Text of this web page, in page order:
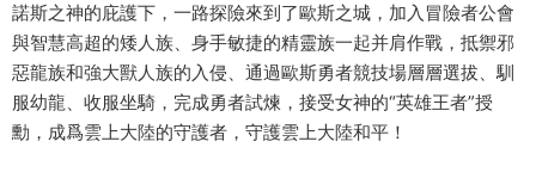
諾斯之神的庇護下，一路探險來到了歐斯之城，加入冒險者公會
與智慧高超的矮人族、身手敏捷的精靈族一起并肩作戰，抵禦邪
惡龍族和強大獸人族的入侵、通過歐斯勇者競技場層層選拔、馴
服幼龍、收服坐騎，完成勇者試煉，接受女神的“英雄王者”授
勳，成爲雲上大陸的守護者，守護雲上大陸和平！